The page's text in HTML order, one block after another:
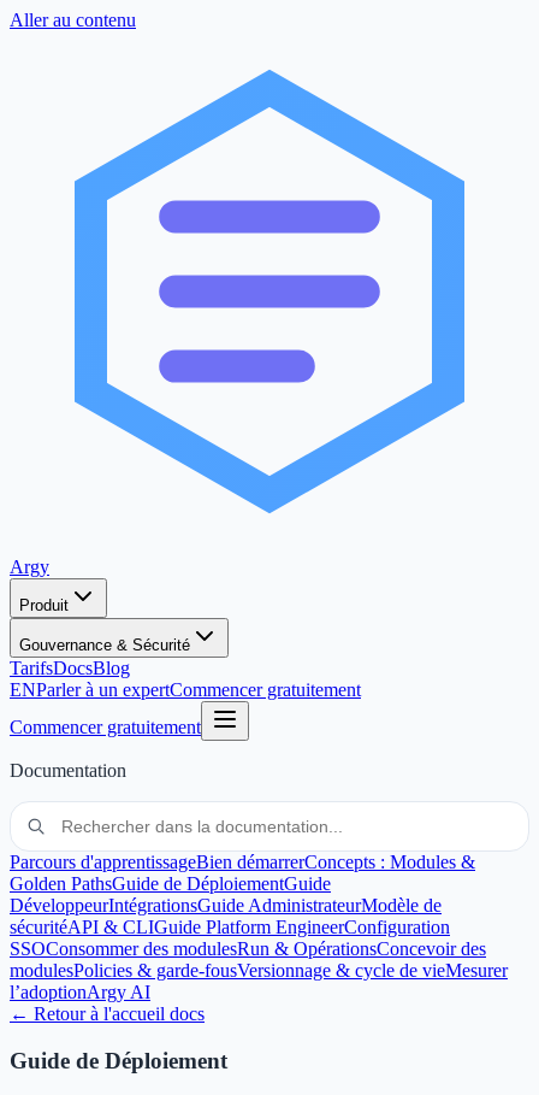
Aller au contenu
Argy
Produit
Gouvernance & Sécurité
TarifsDocsBlog
ENParler à un expertCommencer gratuitement
Commencer gratuitement
Documentation
Parcours d'apprentissageBien démarrerConcepts : Modules &
Golden PathsGuide de DéploiementGuide
DéveloppeurIntégrationsGuide AdministrateurModèle de
sécuritéAPI & CLIGuide Platform EngineerConfiguration
SSOConsommer des modulesRun & OpérationsConcevoir des
modulesPolicies & garde-fousVersionnage & cycle de vieMesurer
l’adoptionArgy AI
← Retour à l'accueil docs
Guide de Déploiement